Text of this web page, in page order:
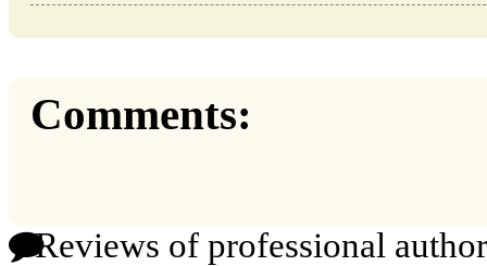
Comments:
Reviews of professional